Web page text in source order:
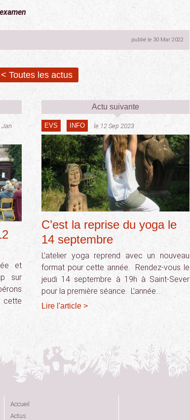
publié le 30 Mar 2022
< Toutes les actus
Jan
et
sur
Actu suivante
EVS INFO le 12 Sep 2023
C’est la reprise du yoga le
14 septembre
L’atelier yoga reprend avec un nouveau
format pour cette année. Rendez-vous le
jeudi 14 septembre à 19h à Saint-Sever
pour la première séance. L’année…
Lire l'article >
Accueil
Actus